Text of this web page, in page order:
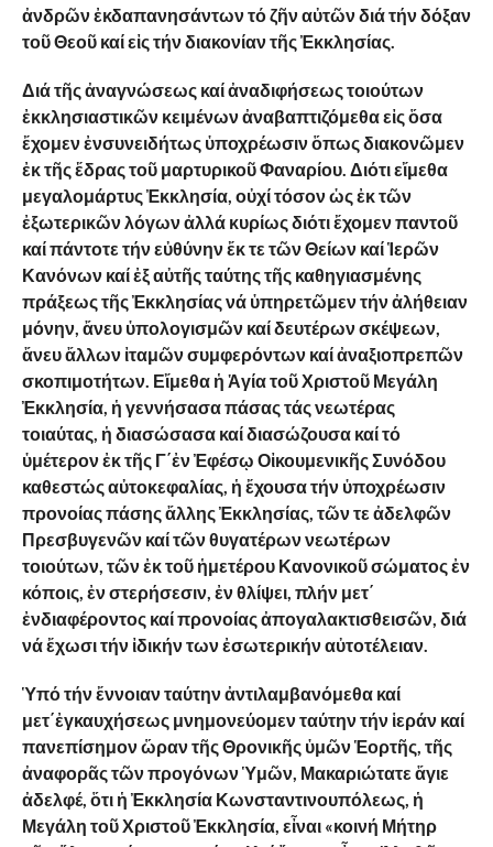
ἀνδρῶν ἐκδαπανησάντων τό ζῆν αὐτῶν διά τήν δόξαν
τοῦ Θεοῦ καί εἰς τήν διακονίαν τῆς Ἐκκλησίας.
Διάτῆςἀναγνώσεως καίἀναδιφήσεωςτοιούτων
ἐκκλησιαστικῶν κειμένωνἀναβαπτιζόμεθαεἰςὅσα
ἔχομενἐνσυνειδήτως ὑποχρέωσινὅπωςδιακονῶμεν
ἐκτῆςἕδραςτοῦ μαρτυρικοῦΦαναρίου. Διότι εἴμεθα
μεγαλομάρτυς Ἐκκλησία, οὐχί τόσον ὡς ἐκ τῶν
ἐξωτερικῶν λόγων ἀλλά κυρίως διότι ἔχομεν παντοῦ
καί πάντοτε τήν εὐθύνην ἔκ τε τῶν Θείων καί Ἱερῶν
Κανόνων καί ἐξ αὐτῆς ταύτης τῆς καθηγιασμένης
πράξεως τῆς Ἐκκλησίας νά ὑπηρετῶμεν τήν ἀλήθειαν
μόνην, ἄνευ ὑπολογισμῶν καί δευτέρων σκέψεων,
ἄνευ ἄλλων ἰταμῶν συμφερόντων καί ἀναξιοπρεπῶν
σκοπιμοτήτων. Εἴμεθα ἡ Ἁγία τοῦ Χριστοῦ Μεγάλη
Ἐκκλησία, ἡ γεννήσασα πάσας τάς νεωτέρας
τοιαύτας, ἡ διασώσασα καί διασώζουσα καί τό
ὑμέτερον ἐκ τῆς Γ΄ἐν Ἐφέσῳ Οἰκουμενικῆς Συνόδου
καθεστώς αὐτοκεφαλίας, ἡ ἔχουσα τήν ὑποχρέωσιν
προνοίας πάσης ἄλλης Ἐκκλησίας, τῶν τε ἀδελφῶν
Πρεσβυγενῶν καί τῶν θυγατέρων νεωτέρων
τοιούτων, τῶν ἐκ τοῦ ἡμετέρου Κανονικοῦ σώματος ἐν
κόποις, ἐν στερήσεσιν, ἐν θλίψει, πλήν μετ΄
ἐνδιαφέροντος καί προνοίας ἀπογαλακτισθεισῶν, διά
νά ἔχωσι τήν ἰδικήν των ἐσωτερικήν αὐτοτέλειαν.
Ὑπότήνἔννοιανταύτηνἀντιλαμβανόμεθα καί
μετ΄ἐγκαυχήσεως μνημονεύομενταύτηντήν ἱεράν καί
πανεπίσημονὥραντῆςΘρονικῆς ὑμῶνἙορτῆς, τῆς
ἀναφορᾶςτῶνπρογόνωνὙμῶν, Μακαριώτατε ἅγιε
ἀδελφέ, ὅτι ἡ Ἐκκλησία Κωνσταντινουπόλεως, ἡ
Μεγάλη τοῦΧριστοῦἘκκλησία, εἶναι «κοινή Μήτηρ